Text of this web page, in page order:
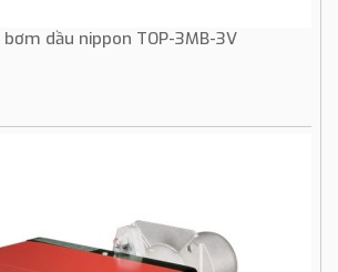
dầu nippon TOP-3MB-3V